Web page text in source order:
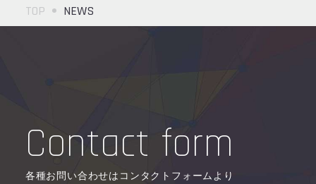
TOP NEWS
Contact form
各種お問い合わせはコンタクトフォームより